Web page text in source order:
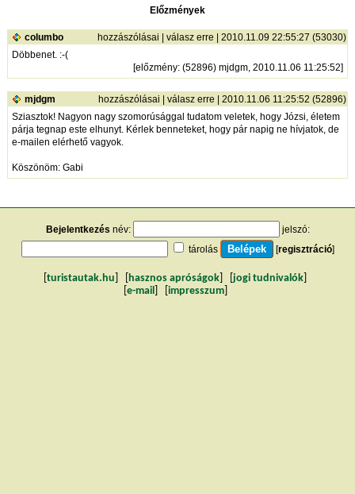
Előzmények
columbo hozzászólásai | válasz erre | 2010.11.09 22:55:27 (53030)
Döbbenet. :-(
[előzmény: (52896) mjdgm, 2010.11.06 11:25:52]
mjdgm hozzászólásai | válasz erre | 2010.11.06 11:25:52 (52896)
Sziasztok! Nagyon nagy szomorúsággal tudatom veletek, hogy Józsi, életem
párja tegnap este elhunyt. Kérlek benneteket, hogy pár napig ne hívjatok, de
e-mailen elérhető vagyok.
Köszönöm: Gabi
Bejelentkezés név:
jelszó:
tárolás
[regisztráció]
turistautak.hu hasznos apróságok jogi tudnivalók
e-mail impresszum]